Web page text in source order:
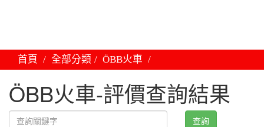
首頁 全部分類 ÖBB火車
ÖBB火車-評價查詢結果
查詢